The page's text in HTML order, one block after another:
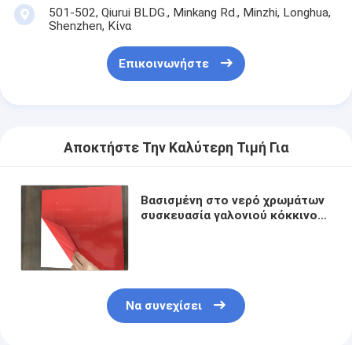
501-502, Qiurui BLDG., Minkang Rd., Minzhi, Longhua,
Shenzhen, Κίνα
Επικοινωνήστε
Αποκτήστε Την Καλύτερη Τιμή Για
Βασισμένη στο νερό χρωμάτων
συσκευασία γαλονιού κόκκινου
Να συνεχίσει